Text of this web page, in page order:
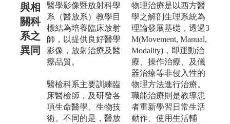
與相
關科
系之
異同
醫學影像暨放射科學
系（醫放系）教學目
標結為培養臨床放射
師，以提供良好醫學
影像，放射治療及醫
療品質。
醫檢科系主要訓練臨
床醫檢師，及研發各
項生命醫學、生物技
術。不同的是，醫放
物理治療是以西方醫
學之解剖生理系統為
理論發展基礎，透過3
M(Movement, Manual,
Modality)，即運動治
療、操作治療、及儀
器治療等非侵入性的
物理方法進行治療。
職能治療則是教導患
者重新學習日常生活
動作、使用生活輔